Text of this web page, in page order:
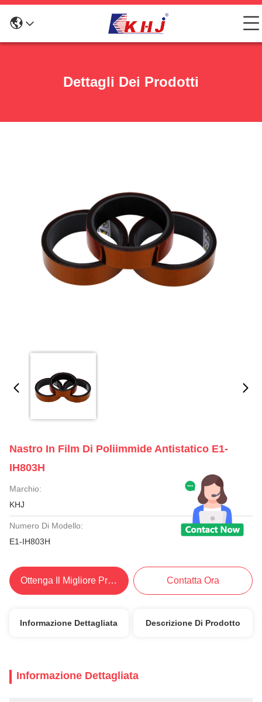
Dettagli Dei Prodotti
Nastro In Film Di Poliimmide Antistatico E1-
IH803H
Marchio:
KHJ
Numero Di Modello:
E1-IH803H
Ottenga Il Migliore Prezzo Contatta Ora
Informazione Dettagliata Descrizione Di Prodotto
Informazione Dettagliata